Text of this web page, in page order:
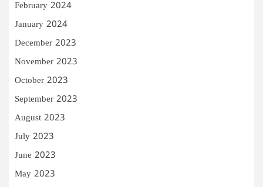
February 2024
January 2024
December 2023
November 2023
October 2023
September 2023
August 2023
July 2023
June 2023
May 2023